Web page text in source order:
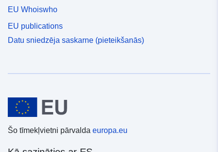
EU Whoiswho
EU publications
Datu sniedzēja saskarne (pieteikšanās)
Šo tīmekļvietni pārvalda europa.eu